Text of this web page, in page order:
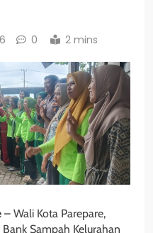
0 2 mins
– Wali Kota Parepare,
Sampah Kelurahan